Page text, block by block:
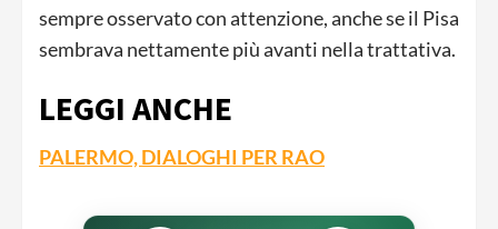
sempre osservato con attenzione, anche se il Pisa
sembrava nettamente più avanti nella trattativa.
LEGGI ANCHE
PALERMO, DIALOGHI PER RAO